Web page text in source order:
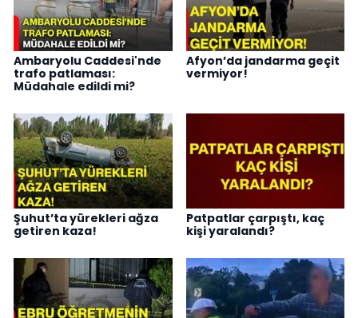
Ambaryolu Caddesi'nde
trafo patlaması:
Müdahale edildi mi?
Afyon’da jandarma geçit
vermiyor!
Şuhut’ta yürekleri ağza
getiren kaza!
Patpatlar çarpıştı, kaç
kişi yaralandı?